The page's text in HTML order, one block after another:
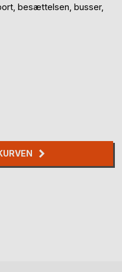
besættelsen, busser,